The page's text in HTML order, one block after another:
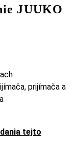
JUUKO
prijímača a
tejto